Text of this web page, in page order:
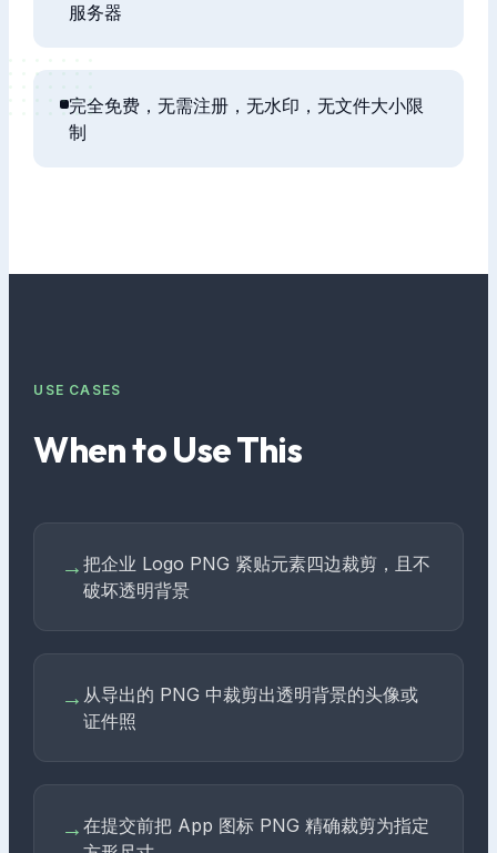
服务器
完全免费，无需注册，无水印，无文件大小限
制
USE CASES
When to Use This
→把企业 Logo PNG 紧贴元素四边裁剪，且不
破坏透明背景
→从导出的 PNG 中裁剪出透明背景的头像或
证件照
→在提交前把 App 图标 PNG 精确裁剪为指定